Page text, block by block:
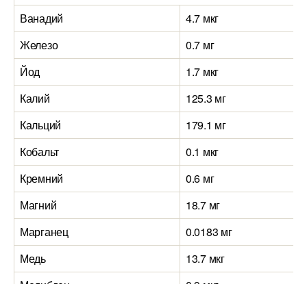
Ванадий
4.7 мкг
Железо
0.7 мг
Йод
1.7 мкг
Калий
125.3 мг
Кальций
179.1 мг
Кобальт
0.1 мкг
Кремний
0.6 мг
Магний
18.7 мг
Марганец
0.0183 мг
Медь
13.7 мкг